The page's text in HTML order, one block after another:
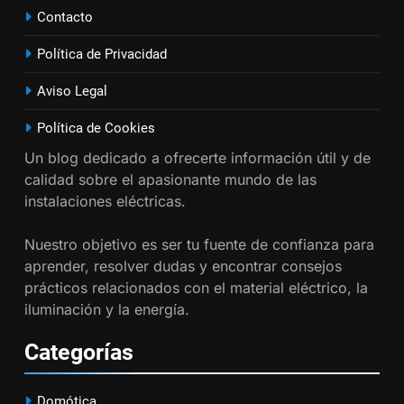
INSTALACIONES ELÉCTRICAS
18
instalación eléctrica en casa.
INSTALACIONES ELÉCTRICAS
1
Contacto
Política de Privacidad
Aviso Legal
Política de Cookies
Un blog dedicado a ofrecerte información útil y de
calidad sobre el apasionante mundo de las
instalaciones eléctricas.
Nuestro objetivo es ser tu fuente de confianza para
aprender, resolver dudas y encontrar consejos
prácticos relacionados con el material eléctrico, la
iluminación y la energía.
Categorías